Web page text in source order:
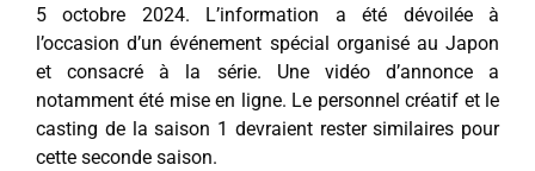
5 octobre 2024. L’information a été dévoilée à
l’occasion d’un événement spécial organisé au Japon
et consacré à la série. Une vidéo d’annonce a
notamment été mise en ligne. Le personnel créatif et le
casting de la saison 1 devraient rester similaires pour
cette seconde saison.